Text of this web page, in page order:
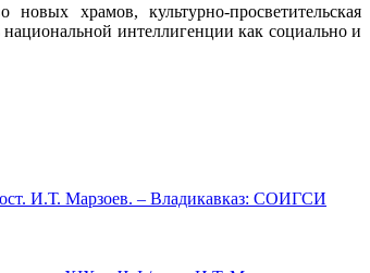
храмов, культурно-просветительская
интеллигенции как социально и
И.Т. Марзоев. – Владикавказ: СОИГСИ